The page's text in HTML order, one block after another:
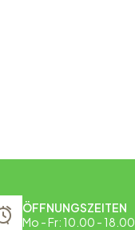
ÖFFNUNGSZEITEN
Mo - Fr: 10.00 - 18.00